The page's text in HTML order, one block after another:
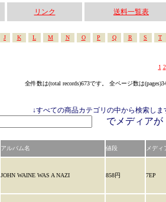
リンク 送料一覧表
J K L M N O P Q R S T
1 2
全件数は(total records)673です。 全ページ数は
↓すべての商品カテゴリの中から検索しま
でメディア
アルバム名 値段 メディ
JOHN WAINE WAS A NAZI 858円 7EP